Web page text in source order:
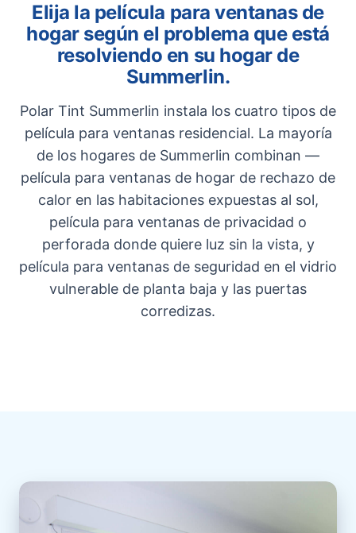
Elija la película para ventanas de
hogar según el problema que está
resolviendo en su hogar de
Summerlin.
Polar Tint Summerlin instala los cuatro tipos de
película para ventanas residencial. La mayoría
de los hogares de Summerlin combinan —
película para ventanas de hogar de rechazo de
calor en las habitaciones expuestas al sol,
película para ventanas de privacidad o
perforada donde quiere luz sin la vista, y
película para ventanas de seguridad en el vidrio
vulnerable de planta baja y las puertas
corredizas.